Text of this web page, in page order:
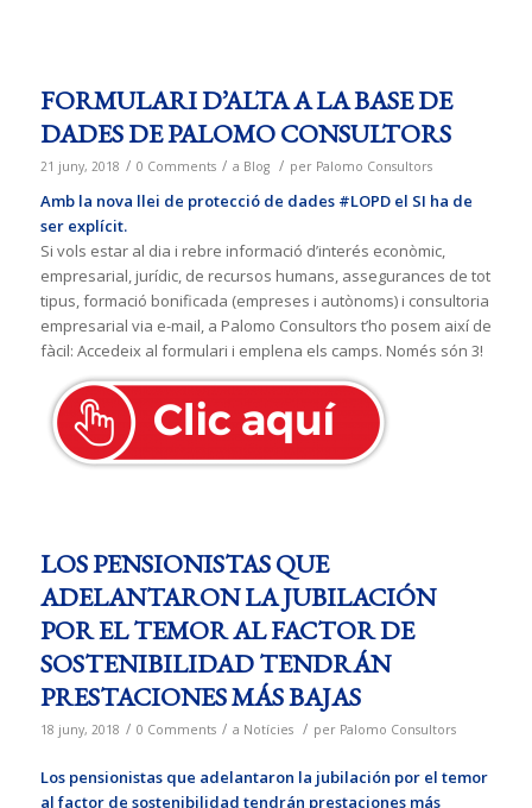
FORMULARI D’ALTA A LA BASE DE
DADES DE PALOMO CONSULTORS
21 juny, 2018 / 0 Comments / a Blog / per Palomo Consultors
Amb la nova llei de protecció de dades #LOPD el SI ha de
ser explícit.
Si vols estar al dia i rebre informació d’interés econòmic,
empresarial, jurídic, de recursos humans, assegurances de tot
tipus, formació bonificada (empreses i autònoms) i consultoria
empresarial via e-mail, a Palomo Consultors t’ho posem així de
fàcil: Accedeix al formulari i emplena els camps. Només són 3!
LOS PENSIONISTAS QUE
ADELANTARON LA JUBILACIÓN
POR EL TEMOR AL FACTOR DE
SOSTENIBILIDAD TENDRÁN
PRESTACIONES MÁS BAJAS
18 juny, 2018 / 0 Comments / a Notícies / per Palomo Consultors
Los pensionistas que adelantaron la jubilación por el temor
al factor de sostenibilidad tendrán prestaciones más